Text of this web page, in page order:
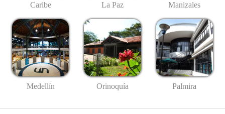
Caribe La Paz Manizales
Medellín Orinoquía Palmira